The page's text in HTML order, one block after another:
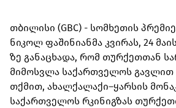
თბილისი (GBC) - სომხეთის
ნიკოლ ფაშინიანმა კვირას, 24
ზე განაცხადა, რომ თურქეთთან
მიმოსვლა საქართველოს გავლით
თქმით, ახალქალაქი–ყარსის
საქართველოს რკინიგზას